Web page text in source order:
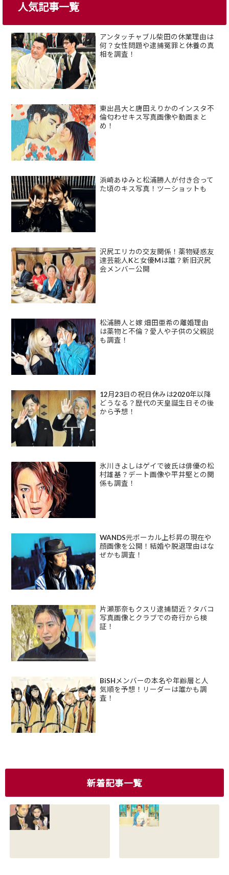
人気記事一覧
アンタッチャブル柴田の休業理由は
何？女性問題や逮捕冤罪と休養の真
相を調査！
東出昌大と唐田えりかのインスタ不
倫匂わせキス写真画像や動画まと
め！
浜崎あゆみと松浦勝人が付き合って
た頃のキス写真！ツーショットも
沢尻エリカの交友関係！薬物疑惑友
達芸能人Kと女優Mは誰？新旧沢尻
会メンバー公開
松浦勝人と嫁 畑田亜希の離婚理由
は薬物と不倫？愛人や子供の父親説
も調査！
12月23日の祝日休みは2020年以降
どうなる？歴代の天皇誕生日その後
から予想！
氷川きよしはゲイで彼氏は俳優の松
村雄基？デート画像や平井堅との関
係も調査！
WANDS元ボーカル上杉昇の現在や
顔画像を公開！結婚や脱退理由はな
ぜかも調査！
片瀬那奈もクスリ逮捕間近？タバコ
写真画像とクラブでの奇行から検
証！
BiSHメンバーの本名や年齢層と人
気順を予想！リーダーは誰かも調
査！
新着記事一覧